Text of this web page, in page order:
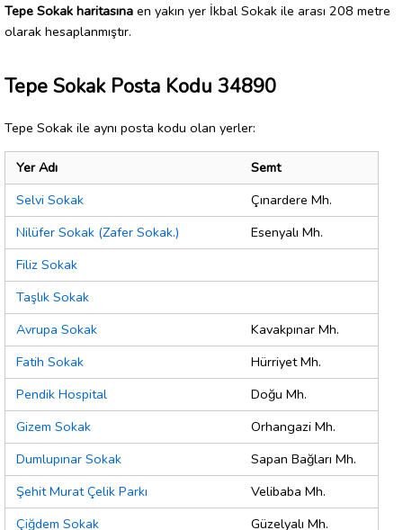
Tepe Sokak haritasına en yakın yer İkbal Sokak ile arası 208 metre
olarak hesaplanmıştır.
Tepe Sokak Posta Kodu 34890
Tepe Sokak ile aynı posta kodu olan yerler:
Yer Adı
Semt
Selvi Sokak
Çınardere Mh.
Nilüfer Sokak (Zafer Sokak.)
Esenyalı Mh.
Filiz Sokak
Taşlık Sokak
Avrupa Sokak
Kavakpınar Mh.
Fatih Sokak
Hürriyet Mh.
Pendik Hospital
Doğu Mh.
Gizem Sokak
Orhangazi Mh.
Dumlupınar Sokak
Sapan Bağları Mh.
Şehit Murat Çelik Parkı
Velibaba Mh.
Çiğdem Sokak
Güzelyalı Mh.